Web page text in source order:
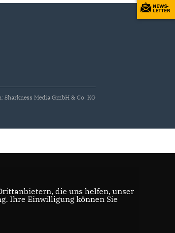
Sharkness Media GmbH & Co. KG
die uns helfen, unser
Ihre Einwilligung können Sie